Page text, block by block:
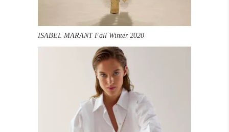
ISABEL MARANT Fall Winter 2020